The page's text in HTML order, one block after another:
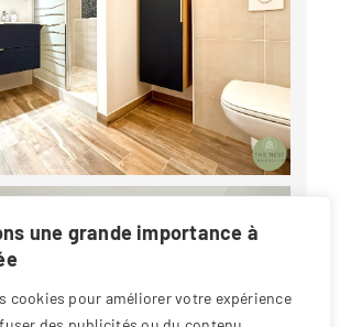
une grande importance à
cookies pour améliorer votre expérience